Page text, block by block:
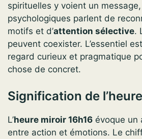
spirituelles y voient un
psychologiques parlent de
motifs et d’attention sélective.
peuvent coexister. L’essentiel
regard curieux et pragmatique
chose de concret.
Signification de
L’heure miroir 16h16 évoque un
entre action et émotions. Le